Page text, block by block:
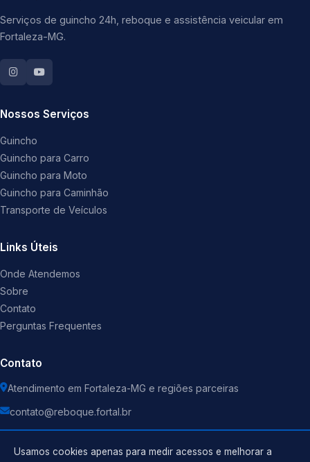
Serviços de guincho 24h, reboque e assistência veicular em
Fortaleza-MG.
Nossos Serviços
Guincho
Guincho para Carro
Guincho para Moto
Guincho para Caminhão
Transporte de Veículos
Links Úteis
Onde Atendemos
Sobre
Contato
Perguntas Frequentes
Contato
Atendimento em Fortaleza-MG e regiões parceiras
contato@reboque.fortal.br
Usamos cookies apenas para medir acessos e melhorar a